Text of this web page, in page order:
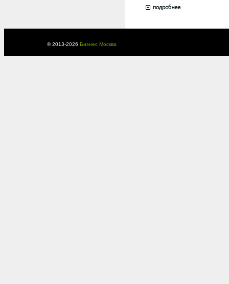
© 2013-2026 Бизнес Москва